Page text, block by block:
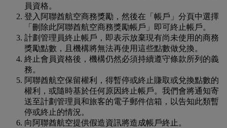
員資格。
登入阿聯酋航空商務獎勵，然後在「帳戶」分頁中選擇
「刪除此阿聯酋航空商務獎勵帳戶」即可終止帳戶。
計劃管理員終止帳戶，即表示放棄現有尚未使用的商務
獎勵點數，且機構將無法再使用這些點數做兌換。
終止會員資格後，機構仍然必須持續遵守條款所列的義
務。
阿聯酋航空保留權利，得暫停或終止賺取或兌換點數的
權利，或隨時基於任何原因終止帳戶。我們會將通知寄
送至計劃管理員和旅客的電子郵件信箱，以告知此類暫
停或終止的情況。
向阿聯酋航空提供假造資訊將造成帳戶終止。